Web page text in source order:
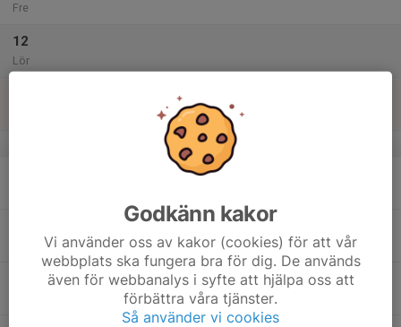
Fre
12
Lör
v.51
Godkänn kakor
Vi använder oss av kakor (cookies) för att vår
webbplats ska fungera bra för dig. De används
även för webbanalys i syfte att hjälpa oss att
förbättra våra tjänster.
Så använder vi cookies